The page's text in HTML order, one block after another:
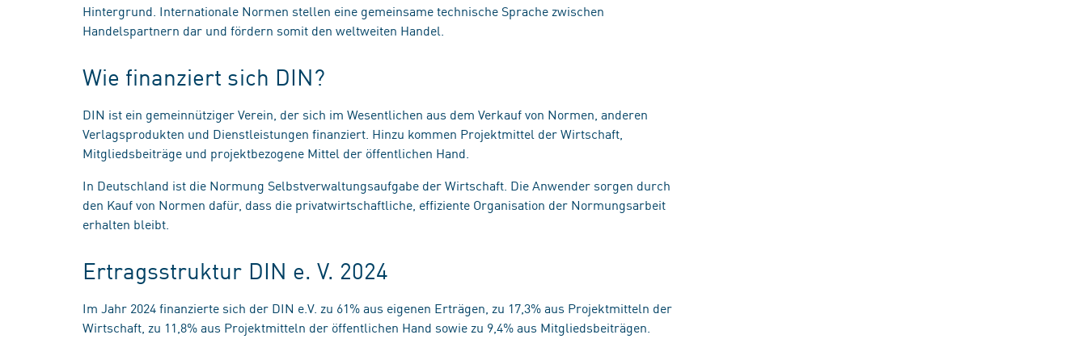
Hintergrund. Internationale Normen stellen eine gemeinsame technische Sprache zwischen
Handelspartnern dar und fördern somit den weltweiten Handel.
Wie finanziert sich DIN?
DIN ist ein gemeinnütziger Verein, der sich im Wesentlichen aus dem Verkauf von Normen, anderen
Verlagsprodukten und Dienstleistungen finanziert. Hinzu kommen Projektmittel der Wirtschaft,
Mitgliedsbeiträge und projektbezogene Mittel der öffentlichen Hand.
In Deutschland ist die Normung Selbstverwaltungsaufgabe der Wirtschaft. Die Anwender sorgen durch
den Kauf von Normen dafür, dass die privatwirtschaftliche, effiziente Organisation der Normungsarbeit
erhalten bleibt.
Ertragsstruktur DIN e. V. 2024
Im Jahr 2024 finanzierte sich der DIN e.V. zu 61% aus eigenen Erträgen, zu 17,3% aus Projektmitteln der
Wirtschaft, zu 11,8% aus Projektmitteln der öffentlichen Hand sowie zu 9,4% aus Mitgliedsbeiträgen.